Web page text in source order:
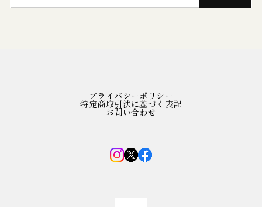
プライバシーポリシー
特定商取引法に基づく表記
お問い合わせ